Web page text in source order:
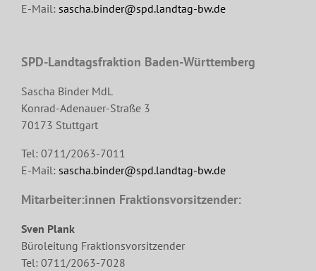
E-Mail: sascha.binder@spd.landtag-bw.de
SPD-Landtagsfraktion Baden-Württemberg
Sascha Binder MdL
Konrad-Adenauer-Straße 3
70173 Stuttgart
Tel: 0711/2063-7011
E-Mail: sascha.binder@spd.landtag-bw.de
Mitarbeiter:innen Fraktionsvorsitzender:
Sven Plank
Büroleitung Fraktionsvorsitzender
Tel: 0711/2063-7028